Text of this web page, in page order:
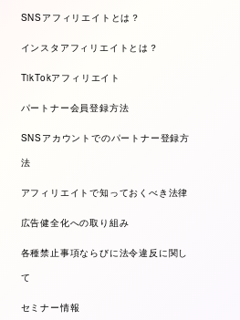
SNSアフィリエイトとは？
インスタアフィリエイトとは？
TikTokアフィリエイト
パートナー会員登録方法
SNSアカウントでのパートナー登録方
法
アフィリエイトで知っておくべき法律
広告健全化への取り組み
各種禁止事項ならびに法令違反に関し
て
セミナー情報